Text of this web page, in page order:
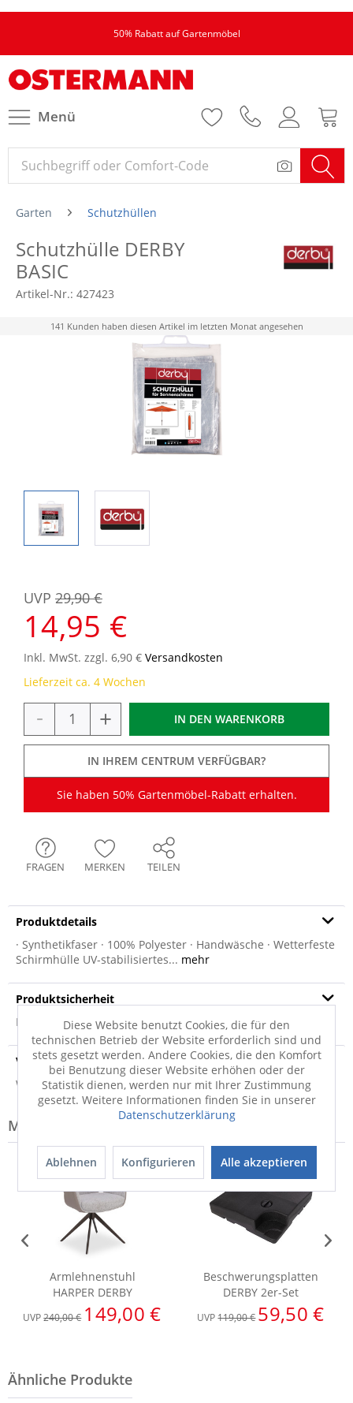
50% Rabatt auf Gartenmöbel
Menü
Garten Schutzhüllen
Schutzhülle DERBY
BASIC
Artikel-Nr.: 427423
141 Kunden haben diesen Artikel im letzten Monat angesehen
14,95 €
UVP 29,90 €
Inkl. MwSt. zzgl. 6,90 € Versandkosten
Lieferzeit ca. 4 Wochen
- + IN DEN WARENKORB
IN IHREM CENTRUM VERFÜGBAR?
Sie haben 50% Gartenmöbel-Rabatt erhalten.
FRAGEN MERKEN TEILEN
Produktdetails
· Synthetikfaser · 100% Polyester · Handwäsche · Wetterfeste
Schirmhülle UV-stabilisiertes... mehr
Produktsicherheit
Produktsicherheit
Versandinfo
Weitere Informationen zum Versand...
Modell-Familie: DERBY
Armlehnenstuhl
HARPER DERBY
UVP240,00 € 149,00 €
Beschwerungsplatten
DERBY 2er-Set
UVP119,00 € 59,50 €
Diese Website benutzt Cookies, die für den
technischen Betrieb der Website erforderlich sind und
stets gesetzt werden. Andere Cookies, die den Komfort
bei Benutzung dieser Website erhöhen oder der
Statistik dienen, werden nur mit Ihrer Zustimmung
gesetzt. Weitere Informationen finden Sie in unserer
Datenschutzerklärung
Ablehnen Konfigurieren Alle akzeptieren